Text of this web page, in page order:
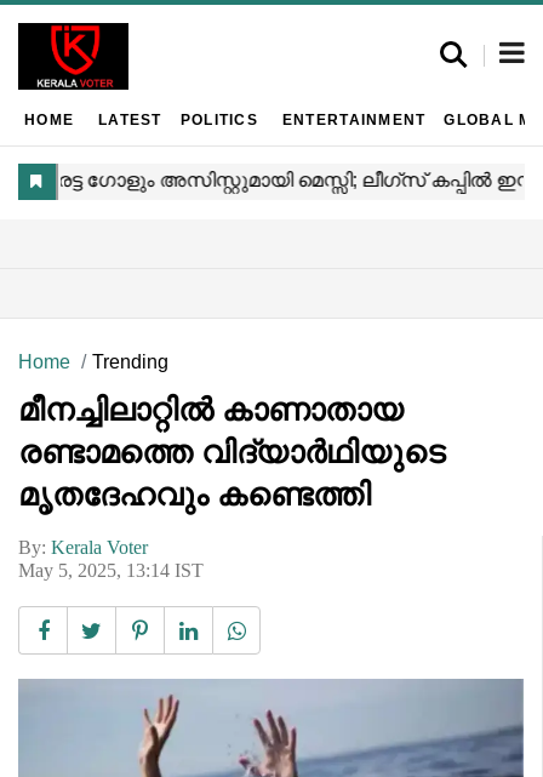
HOME LATEST POLITICS ENTERTAINMENT GLOBAL
Home Trending
മീനച്ചിലാറ്റിൽ കാണാതായ
രണ്ടാമത്തെ വിദ്യാർഥിയുടെ
മൃതദേഹവും കണ്ടെത്തി
By: Kerala Voter
May 5, 2025, 13:14 IST